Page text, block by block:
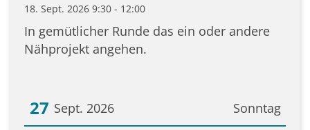
18. Sept. 2026 9:30 - 12:00
In gemütlicher Runde das ein oder andere
Nähprojekt angehen.
Sonntag
27 Sept. 2026